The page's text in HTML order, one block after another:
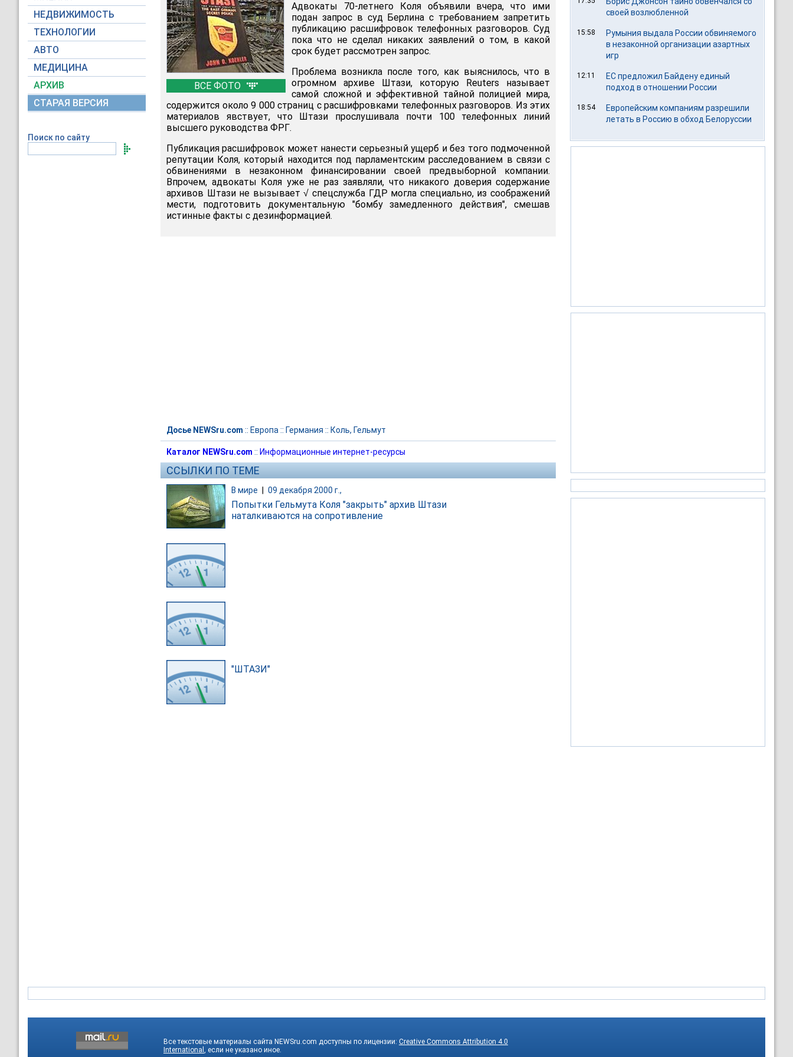
НЕДВИЖИМОСТЬ
ТЕХНОЛОГИИ
АВТО
МЕДИЦИНА
АРХИВ
СТАРАЯ ВЕРСИЯ
Поиск по сайту
ВСЕ ФОТО
Адвокаты 70-летнего Коля объявили вчера, что ими
подан запрос в суд Берлина с требованием запретить
публикацию расшифровок телефонных разговоров. Суд
пока что не сделал никаких заявлений о том, в какой
срок будет рассмотрен запрос.
Проблема возникла после того, как выяснилось, что в
огромном архиве Штази, которую Reuters называет
самой сложной и эффективной тайной полицией мира,
содержится около 9 000 страниц с расшифровками телефонных разговоров. Из этих
материалов явствует, что Штази прослушивала почти 100 телефонных линий
высшего руководства ФРГ.
Публикация расшифровок может нанести серьезный ущерб и без того подмоченной
репутации Коля, который находится под парламентским расследованием в связи с
обвинениями в незаконном финансировании своей предвыборной компании.
Впрочем, адвокаты Коля уже не раз заявляли, что никакого доверия содержание
архивов Штази не вызывает √ спецслужба ГДР могла специально, из соображений
мести, подготовить документальную "бомбу замедленного действия", смешав
истинные факты с дезинформацией.
Досье NEWSru.com :: Европа :: Германия :: Коль, Гельмут
Каталог NEWSru.com :: Информационные интернет-ресурсы
ССЫЛКИ ПО ТЕМЕ
В мире 09 декабря 2000 г.,
Попытки Гельмута Коля "закрыть" архив Штази
наталкиваются на сопротивление
"ШТАЗИ"
своей возлюбленной
15:58
Румыния выдала России обвиняемого
в незаконной организации азартных
игр
12:11
ЕС предложил Байдену единый
подход в отношении России
18:54
Европейским компаниям разрешили
летать в Россию в обход Белоруссии
Все текстовые материалы сайта NEWSru.com доступны по лицензии: Creative Commons Attribution 4.0
International , если не указано иное.